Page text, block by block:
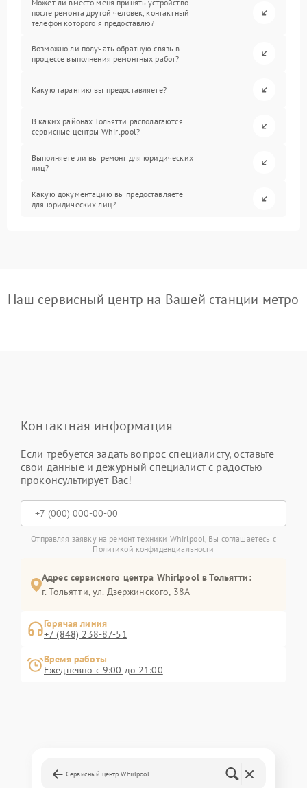
Может ли вместо меня принять устройство
после ремонта другой человек, контактный
телефон которого я предоставлю?
Возможно ли получать обратную связь в
процессе выполнения ремонтных работ?
Какую гарантию вы предоставляете?
В каких районах Тольятти располагаются
сервисные центры Whirlpool?
Выполняете ли вы ремонт для юридических
лиц?
Какую документацию вы предоставляете
для юридических лиц?
Наш сервисный центр на Вашей станции метро
Контактная информация
Если требуется задать вопрос специалисту, оставьте
свои данные и дежурный специалист с радостью
проконсультирует Вас!
Отправляя заявку на ремонт техники Whirlpool, Вы соглашаетесь с
Политикой конфиденциальности
Адрес сервисного центра Whirlpool в Тольятти:
г. Тольятти, ул. Дзержинского, 38А
Горячая линия
+7 (848) 238-87-51
Время работы
Ежедневно с 9:00 до 21:00
Сервисный центр Whirlpool